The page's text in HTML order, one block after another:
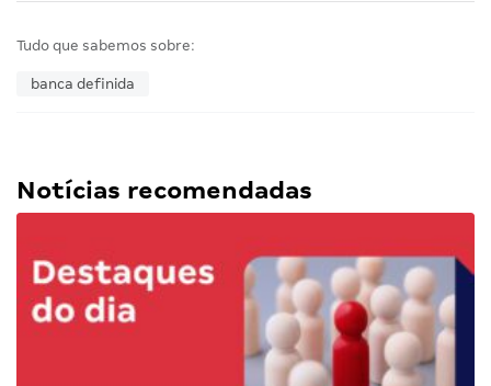
Tudo que sabemos sobre:
banca definida
Notícias recomendadas